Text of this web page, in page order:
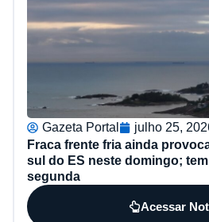
Gazeta Portal julho 25,
Fraca frente fria ainda
sul do ES neste domingo;
segunda
Acessar